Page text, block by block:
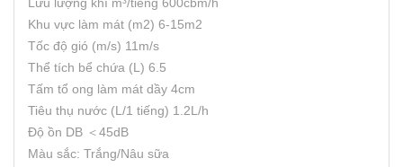
Khu vực làm mát (m2) 6-15m2
Tốc độ gió (m/s) 11m/s
Thể tích bể chứa (L) 6.5
Tấm tổ ong làm mát dầy 4cm
Tiêu thụ nước (L/1 tiếng) 1.2L/h
Độ ồn DB ＜45dB
Màu sắc: Trắng/Nâu sữa